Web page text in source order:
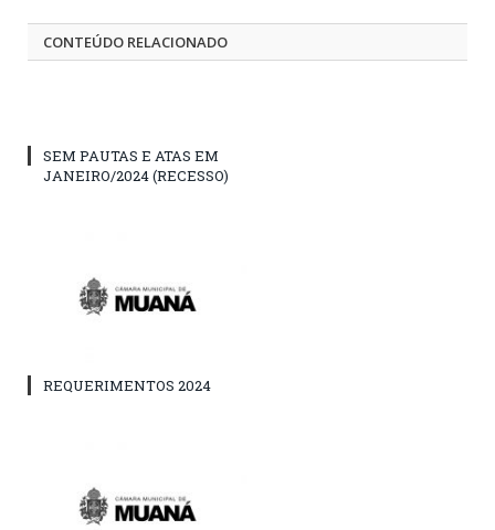
CONTEÚDO RELACIONADO
SEM PAUTAS E ATAS EM
JANEIRO/2024 (RECESSO)
REQUERIMENTOS 2024